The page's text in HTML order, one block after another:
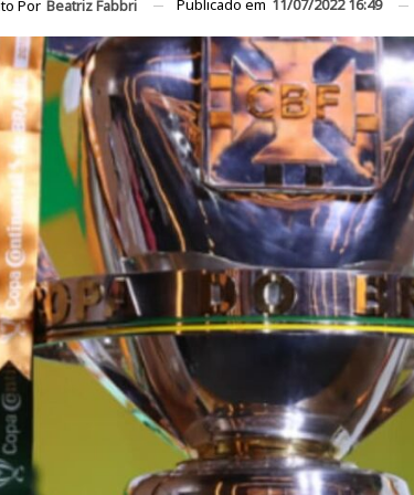
Por Beatriz Fabbri Publicado em 11/07/2022 16:49